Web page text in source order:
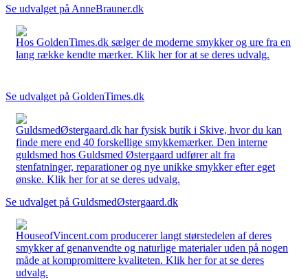
Se udvalget på AnneBrauner.dk
Hos GoldenTimes.dk sælger de moderne smykker og ure fra en
lang række kendte mærker. Klik her for at se deres udvalg.
Se udvalget på GoldenTimes.dk
GuldsmedØstergaard.dk har fysisk butik i Skive, hvor du kan
finde mere end 40 forskellige smykkemærker. Den interne
guldsmed hos Guldsmed Østergaard udfører alt fra
stenfatninger, reparationer og nye unikke smykker efter eget
ønske. Klik her for at se deres udvalg.
Se udvalget på GuldsmedØstergaard.dk
HouseofVincent.com producerer langt størstedelen af deres
smykker af genanvendte og naturlige materialer uden på nogen
måde at kompromittere kvaliteten. Klik her for at se deres
udvalg.